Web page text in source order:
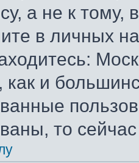
а не к тому,
в личных
как и
то